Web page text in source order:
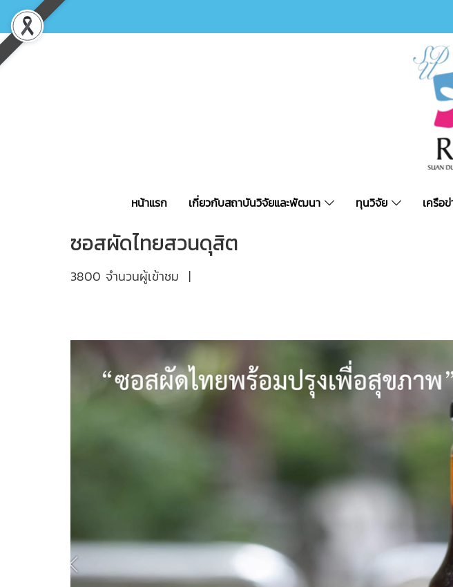
หน้าแรก เกี่ยวกับสถาบันวิจัยและพัฒนา ทุนวิจัย เครือ
ซอสผัดไทยสวนดุสิต
3800 จำนวนผู้เข้าชม |